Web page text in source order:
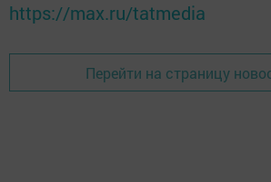
https://max.ru/tatmedia
Перейти на страницу